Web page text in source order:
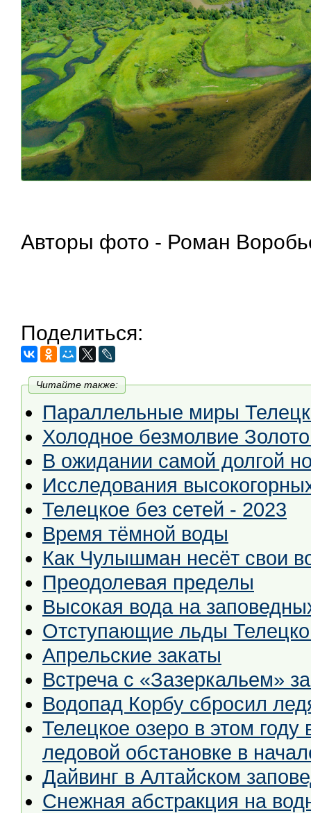
Авторы фото - Роман
Поделиться:
Читайте также:
Параллельные миры
Холодное безмолвие
В ожидании самой долгой
Исследования
Телецкое без сетей - 2023
Время тёмной воды
Как Чулышман несёт свои
Преодолевая пределы
Высокая вода на
Отступающие льды
Апрельские закаты
Встреча с «Зазеркальем»
Водопад Корбу сбросил
Телецкое озеро в этом
ледовой обстановке в
Дайвинг в Алтайском
Снежная абстракция на